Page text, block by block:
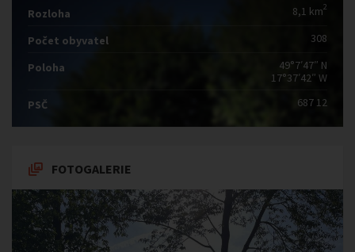
Rozloha 8,1 km2
Počet obyvatel 308
Poloha
49°7′47″ N
17°37′42″ W
PSČ
687 12
FOTOGALERIE